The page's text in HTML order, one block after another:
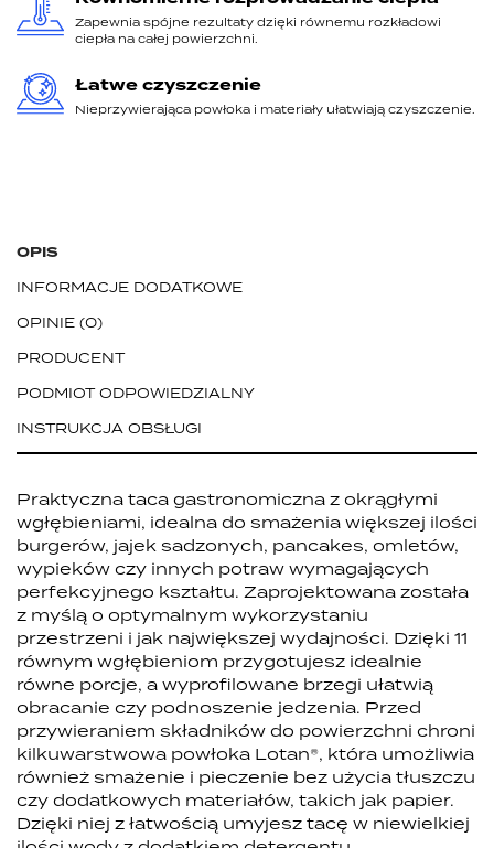
Zapewnia spójne rezultaty dzięki równemu rozkładowi
ciepła na całej powierzchni.
Łatwe czyszczenie
Nieprzywierająca powłoka i materiały ułatwiają czyszczenie.
OPIS
INFORMACJE DODATKOWE
OPINIE 0
PRODUCENT
PODMIOT ODPOWIEDZIALNY
INSTRUKCJA OBSŁUGI
Praktyczna taca gastronomiczna z okrągłymi
wgłębieniami, idealna do smażenia większej ilości
burgerów, jajek sadzonych, pancakes, omletów,
wypieków czy innych potraw wymagających
perfekcyjnego kształtu. Zaprojektowana została
z myślą o optymalnym wykorzystaniu
przestrzeni i jak największej wydajności. Dzięki 11
równym wgłębieniom przygotujesz idealnie
równe porcje, a wyprofilowane brzegi ułatwią
obracanie czy podnoszenie jedzenia. Przed
przywieraniem składników do powierzchni chroni
kilkuwarstwowa powłoka Lotan®, która umożliwia
również smażenie i pieczenie bez użycia tłuszczu
czy dodatkowych materiałów, takich jak papier.
Dzięki niej z łatwością umyjesz tacę w niewielkiej